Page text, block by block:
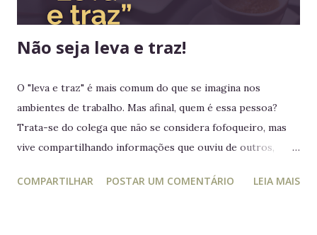
ultramarinos para uma simples...
Não seja leva e traz!
O "leva e traz" é mais comum do que se imagina nos
ambientes de trabalho. Mas afinal, quem é essa pessoa?
Trata-se do colega que não se considera fofoqueiro, mas
vive compartilhando informações que ouviu de outros,
prática, ele manipula e desagrega, usando informações
COMPARTILHAR POSTAR UM COMENTÁRIO LEIA MAIS